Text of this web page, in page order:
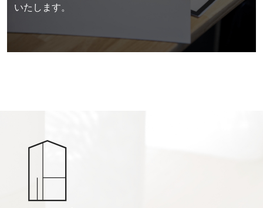
いたします。